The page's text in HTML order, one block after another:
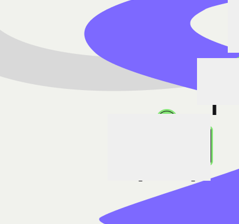
לומדות/ הרצאות השמה ולינקדאין